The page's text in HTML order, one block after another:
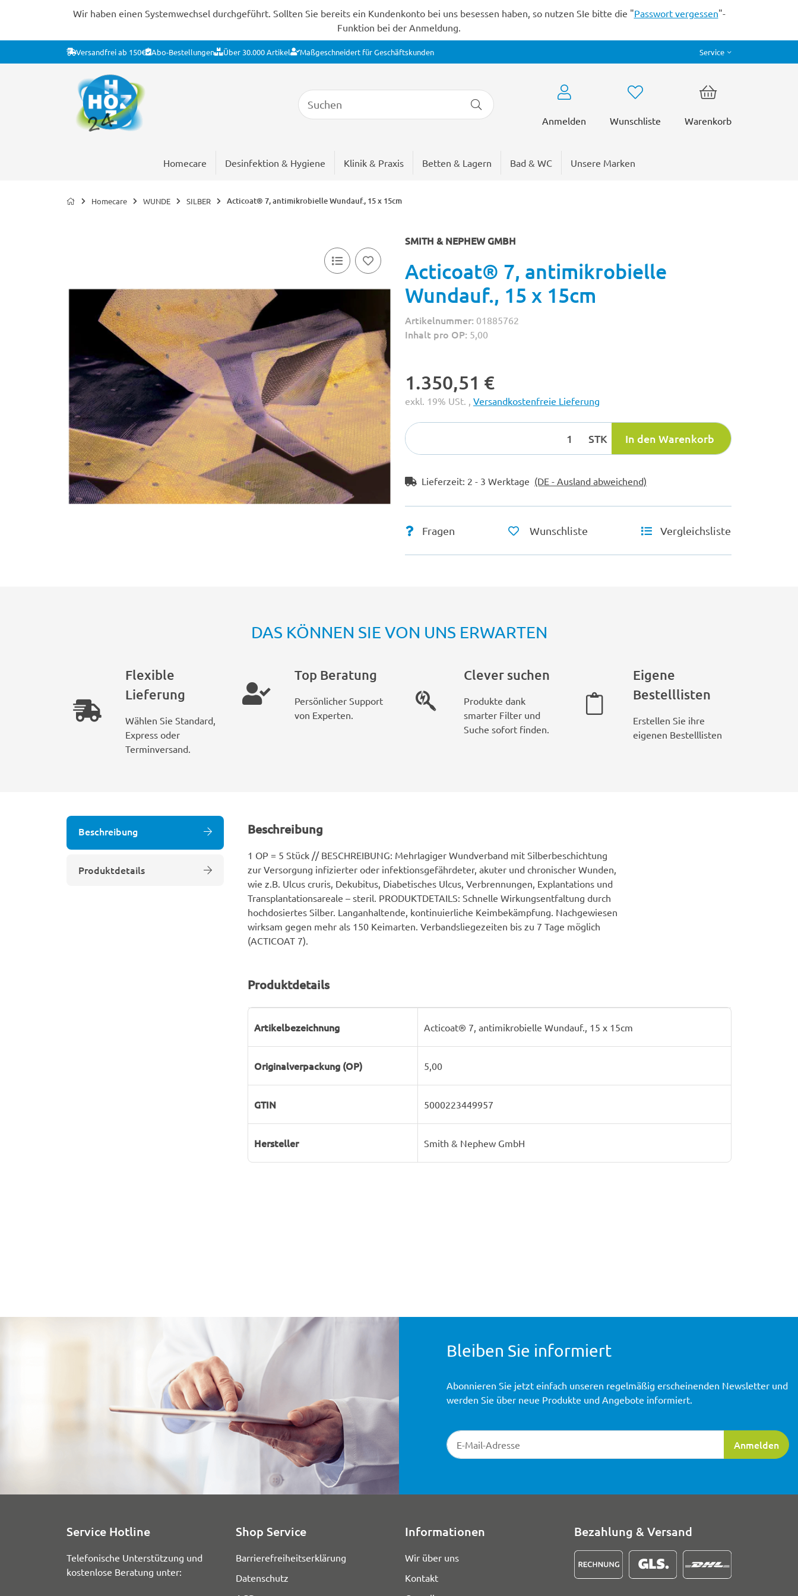
Wir haben einen Systemwechsel durchgeführt. Sollten Sie bereits ein Kundenkonto bei uns besessen haben, so nutzen SIe bitte die "Passwort vergessen"-
Funktion bei der Anmeldung.
Versandfrei ab 150€ Abo-Bestellungen Über 30.000 Artikel Maßgeschneidert für Geschäftskunden Service
Anmelden Wunschliste Warenkorb
Homecare Desinfektion & Hygiene Klinik & Praxis Betten & Lagern Bad & WC Unsere Marken
Homecare WUNDE SILBER Acticoat® 7, antimikrobielle Wundauf., 15 x 15cm
SMITH & NEPHEW GMBH
Acticoat® 7, antimikrobielle
Wundauf., 15 x 15cm
Artikelnummer: 01885762
Inhalt pro OP: 5,00
1.350,51 €
exkl. 19% USt. , Versandkostenfreie Lieferung
STK In den Warenkorb
Lieferzeit: 2 - 3 Werktage (DE - Ausland abweichend)
Fragen Wunschliste Vergleichsliste
DAS KÖNNEN SIE VON UNS ERWARTEN
Flexible
Lieferung
Wählen Sie Standard,
Express oder
Terminversand.
Top Beratung
Persönlicher Support
von Experten.
Clever suchen
Produkte dank
smarter Filter und
Suche sofort finden.
Eigene
Bestelllisten
Erstellen Sie ihre
eigenen Bestelllisten
Beschreibung
Produktdetails
Beschreibung
1 OP = 5 Stück // BESCHREIBUNG: Mehrlagiger Wundverband mit Silberbeschichtung
zur Versorgung infizierter oder infektionsgefährdeter, akuter und chronischer Wunden,
wie z.B. Ulcus cruris, Dekubitus, Diabetisches Ulcus, Verbrennungen, Explantations­ und
Transplantationsareale – steril. PRODUKTDETAILS: Schnelle Wirkungsentfaltung durch
hochdosiertes Silber. Langanhaltende, kontinuierliche Keimbekämpfung. Nachgewiesen
wirksam gegen mehr als 150 Keimarten. Verbandsliegezeiten bis zu 7 Tage möglich
(ACTICOAT 7).
Produktdetails
Artikelbezeichnung Acticoat® 7, antimikrobielle Wundauf., 15 x 15cm
Originalverpackung (OP) 5,00
GTIN 5000223449957
Hersteller Smith & Nephew GmbH
Bleiben Sie informiert
Newsletter-Registrierung
Anmelden
Abonnieren Sie jetzt einfach unseren regelmäßig erscheinenden Newsletter und
werden Sie über neue Produkte und Angebote informiert.
Service Hotline
Telefonische Unterstützung und
kostenlose Beratung unter:
Shop Service
Barrierefreiheitserklärung
Datenschutz
Informationen
Wir über uns
Kontakt
Bezahlung & Versand